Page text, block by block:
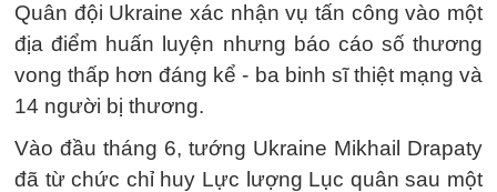
Quân đội Ukraine xác nhận vụ tấn công vào một
địa điểm huấn luyện nhưng báo cáo số thương
vong thấp hơn đáng kể - ba binh sĩ thiệt mạng và
14 người bị thương.
Vào đầu tháng 6, tướng Ukraine Mikhail Drapaty
đã từ chức chỉ huy Lực lượng Lục quân sau một